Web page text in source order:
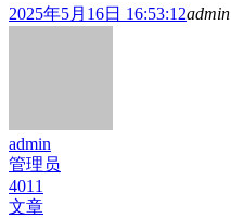
2025年5月16日 16:53:12admin
admin
管理员
4011
文章